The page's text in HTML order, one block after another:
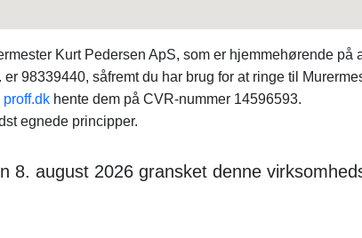
Kurt Pedersen ApS, som er hjemmehørende på
98339440, såfremt du har brug for at ringe til
proff.dk hente dem på CVR-nummer 14596593.
egnede principper.
8. august 2026 gransket denne